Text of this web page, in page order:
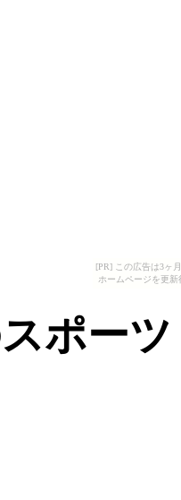
[PR] この広告は3ヶ
ホームページを更
ポーツ